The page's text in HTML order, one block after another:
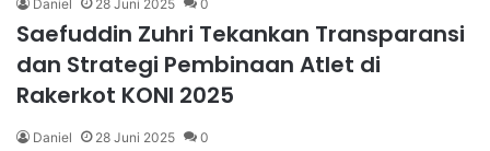
Daniel 28 Juni 2025 0
Saefuddin Zuhri Tekankan Transparansi
dan Strategi Pembinaan Atlet di
Rakerkot KONI 2025
Daniel 28 Juni 2025 0